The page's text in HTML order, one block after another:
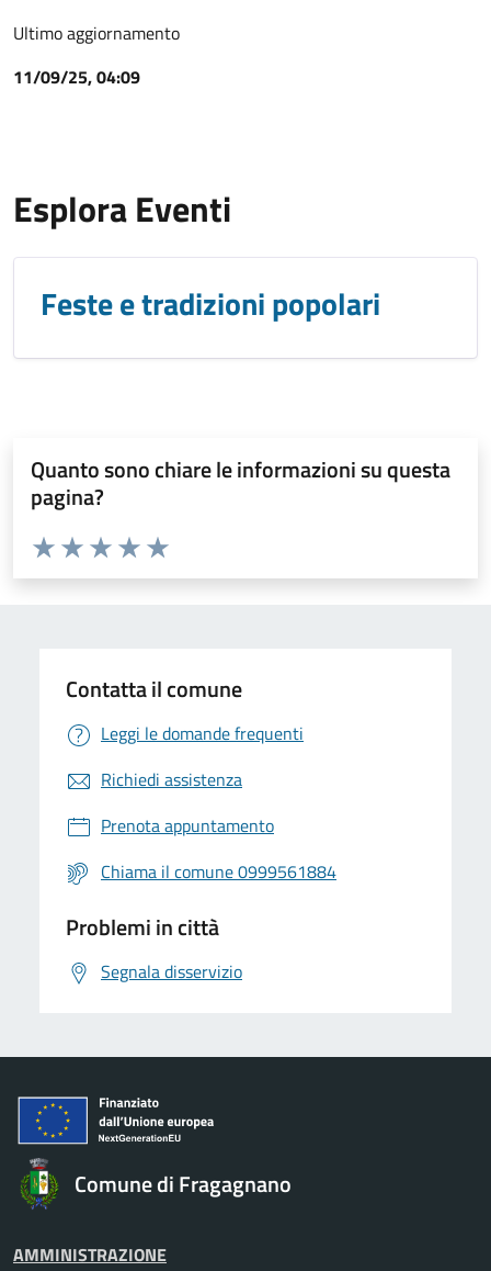
Ultimo aggiornamento
11/09/25, 04:09
Esplora Eventi
Feste e tradizioni popolari
Quanto sono chiare le informazioni su questa
pagina?
Valuta da 1 a 5 stelle la pagina
Valuta 5 stelle su 5
Valuta 4 stelle su 5
Valuta 3 stelle su 5
Valuta 2 stelle su 5
Valuta 1 stelle su 5
Contatta il comune
Leggi le domande frequenti
Richiedi assistenza
Prenota appuntamento
Chiama il comune 0999561884
Problemi in città
Segnala disservizio
Comune di Fragagnano
AMMINISTRAZIONE